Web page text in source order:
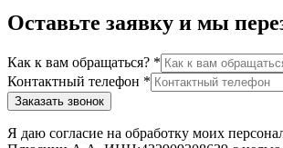
Оставьте заявку и мы
Как к вам обращаться? *
Контактный телефон *
Заказать звонок
Я даю согласие на обработку моих